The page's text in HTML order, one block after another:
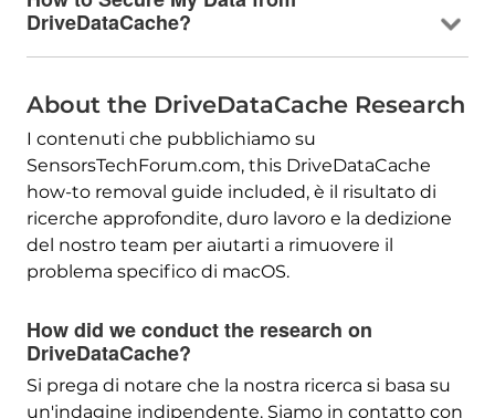
DriveDataCache?
About the DriveDataCache Research
I contenuti che pubblichiamo su
SensorsTechForum.com, this DriveDataCache
how-to removal guide included, è il risultato di
ricerche approfondite, duro lavoro e la dedizione
del nostro team per aiutarti a rimuovere il
problema specifico di macOS.
How did we conduct the research on
DriveDataCache?
Si prega di notare che la nostra ricerca si basa su
un'indagine indipendente. Siamo in contatto con